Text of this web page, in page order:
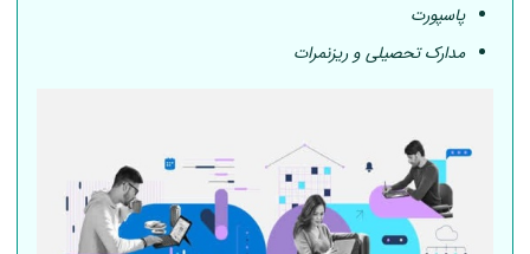
پاسپورت
مدارک تحصیلی و ریزنمرات